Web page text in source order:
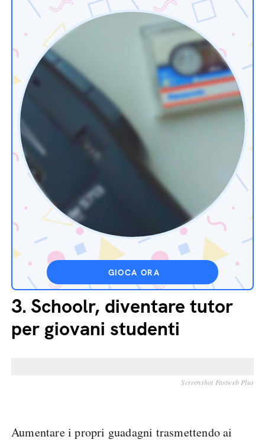
GIOCA ORA
3. Schoolr, diventare tutor
per giovani studenti
Screenshot Fastweb Plus
Aumentare i propri guadagni trasmettendo ai